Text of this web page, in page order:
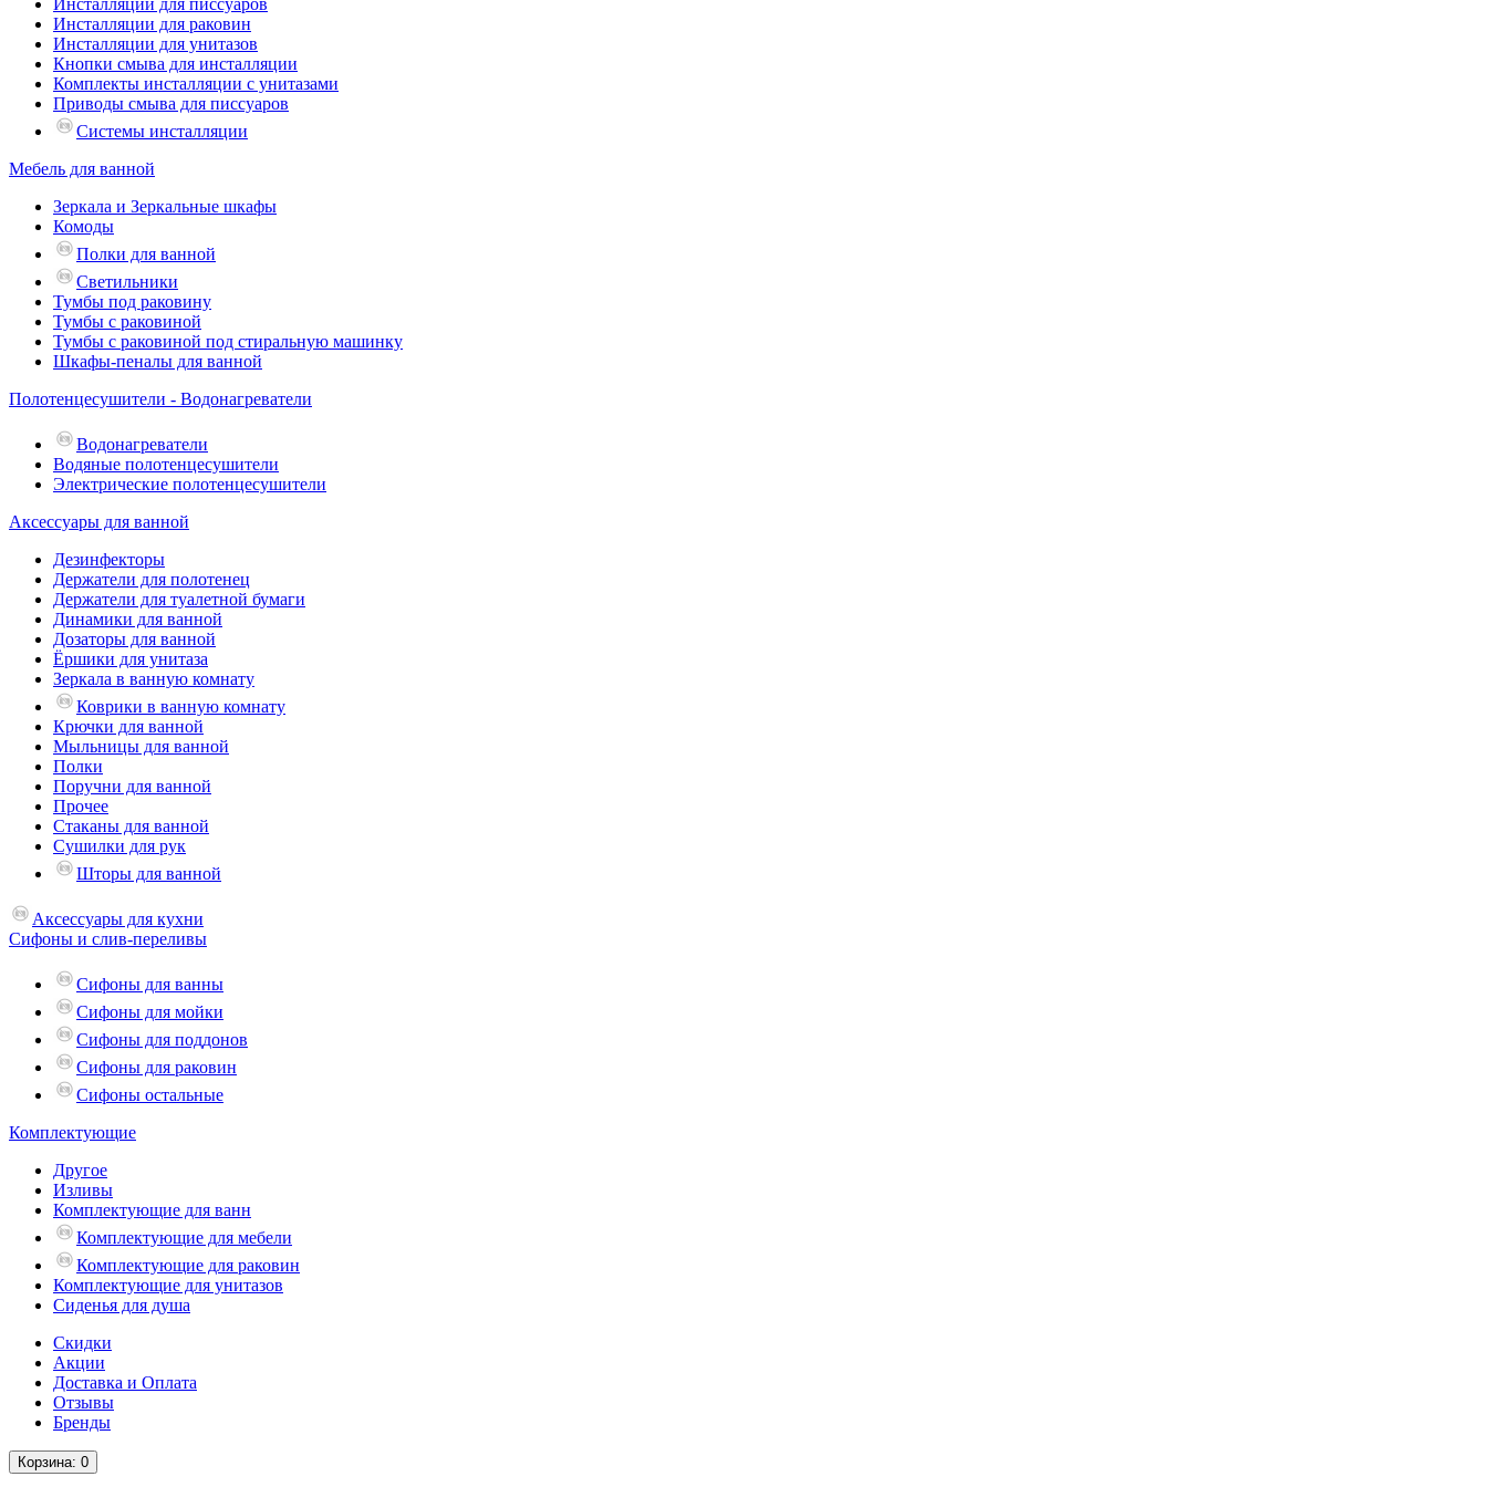
Инсталляции для писсуаров
Инсталляции для раковин
Инсталляции для унитазов
Кнопки смыва для инсталляции
Комплекты инсталляции с унитазами
Приводы смыва для писсуаров
Системы инсталляции
Мебель для ванной
Зеркала и Зеркальные шкафы
Комоды
Полки для ванной
Светильники
Тумбы под раковину
Тумбы с раковиной
Тумбы с раковиной под стиральную машинку
Шкафы-пеналы для ванной
Полотенцесушители - Водонагреватели
Водонагреватели
Водяные полотенцесушители
Электрические полотенцесушители
Аксессуары для ванной
Дезинфекторы
Держатели для полотенец
Держатели для туалетной бумаги
Динамики для ванной
Дозаторы для ванной
Ёршики для унитаза
Зеркала в ванную комнату
Коврики в ванную комнату
Крючки для ванной
Мыльницы для ванной
Полки
Поручни для ванной
Прочее
Стаканы для ванной
Сушилки для рук
Шторы для ванной
Аксессуары для кухни
Сифоны и слив-переливы
Сифоны для ванны
Сифоны для мойки
Сифоны для поддонов
Сифоны для раковин
Сифоны остальные
Комплектующие
Другое
Изливы
Комплектующие для ванн
Комплектующие для мебели
Комплектующие для раковин
Комплектующие для унитазов
Сиденья для душа
Скидки
Акции
Доставка и Оплата
Отзывы
Бренды
Корзина: 0